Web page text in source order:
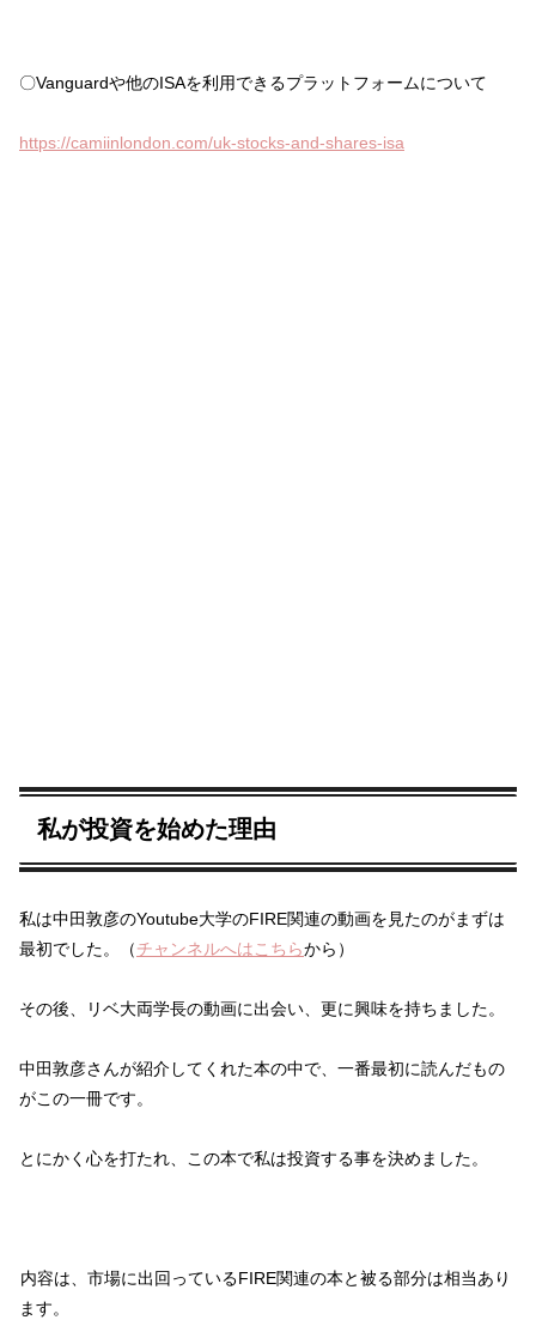
〇Vanguardや他のISAを利用できるプラットフォームについて
https://camiinlondon.com/uk-stocks-and-shares-isa
私が投資を始めた理由
私は中田敦彦のYoutube大学のFIRE関連の動画を見たのがまずは
最初でした。（チャンネルへはこちらから）
その後、リベ大両学長の動画に出会い、更に興味を持ちました。
中田敦彦さんが紹介してくれた本の中で、一番最初に読んだもの
がこの一冊です。
とにかく心を打たれ、この本で私は投資する事を決めました。
内容は、市場に出回っているFIRE関連の本と被る部分は相当あり
ます。